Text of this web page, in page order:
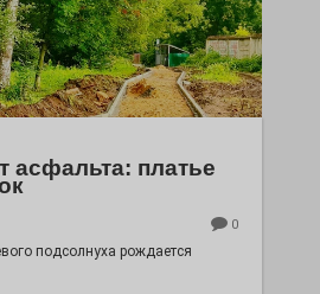
асфальта: платье
0
подсолнуха рождается